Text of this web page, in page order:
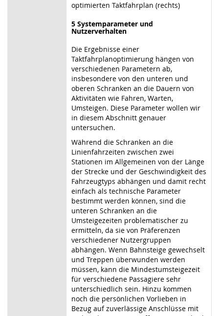
optimierten Taktfahrplan (rechts)
5 Systemparameter und
Nutzerverhalten
Die Ergebnisse einer
Taktfahrplanoptimierung hängen von
verschiedenen Parametern ab,
insbesondere von den unteren und
oberen Schranken an die Dauern von
Aktivitäten wie Fahren, Warten,
Umsteigen. Diese Parameter wollen wir
in diesem Abschnitt genauer
untersuchen.
Während die Schranken an die
Linienfahrzeiten zwischen zwei
Stationen im Allgemeinen von der Länge
der Strecke und der Geschwindigkeit des
Fahrzeugtyps abhängen und damit recht
einfach als technische Parameter
bestimmt werden können, sind die
unteren Schranken an die
Umsteigezeiten problematischer zu
ermitteln, da sie von Präferenzen
verschiedener Nutzergruppen
abhängen. Wenn Bahnsteige gewechselt
und Treppen überwunden werden
müssen, kann die Mindestumsteigezeit
für verschiedene Passagiere sehr
unterschiedlich sein. Hinzu kommen
noch die persönlichen Vorlieben in
Bezug auf zuverlässige Anschlüsse mit